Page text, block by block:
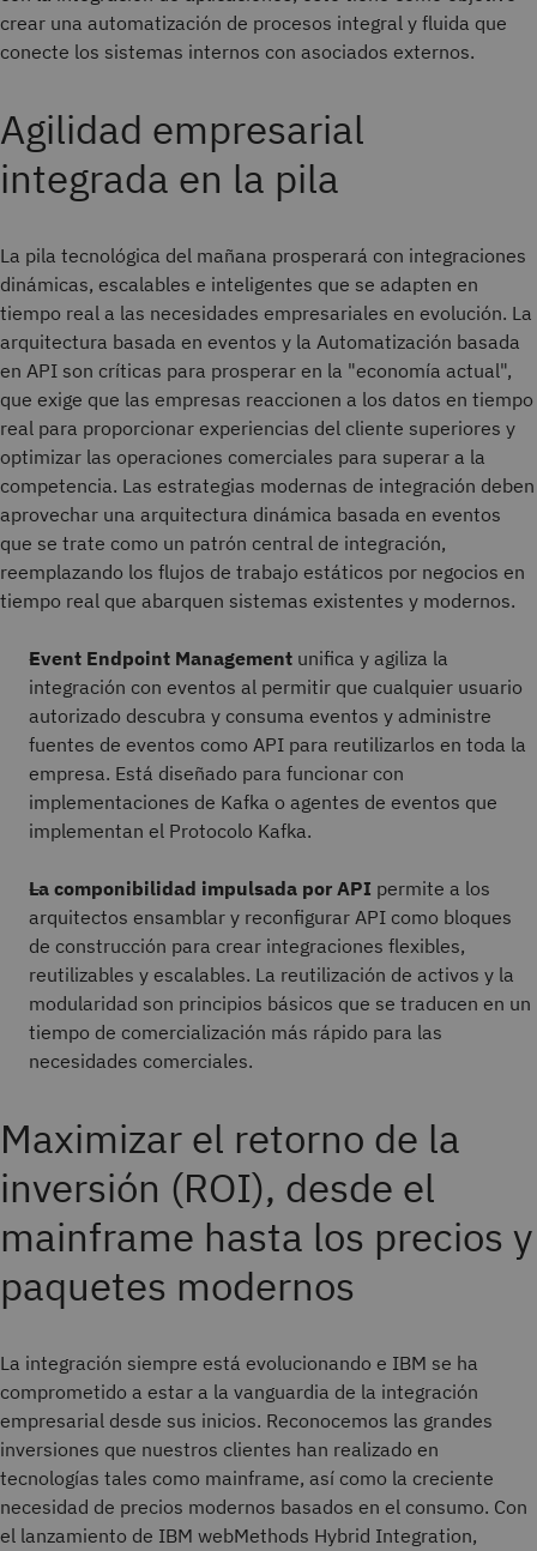
crear una automatización de procesos integral y fluida que
conecte los sistemas internos con asociados externos.
Agilidad empresarial
integrada en la pila
La pila tecnológica del mañana prosperará con integraciones
dinámicas, escalables e inteligentes que se adapten en
tiempo real a las necesidades empresariales en evolución. La
arquitectura basada en eventos y la Automatización basada
en API son críticas para prosperar en la "economía actual",
que exige que las empresas reaccionen a los datos en tiempo
real para proporcionar experiencias del cliente superiores y
optimizar las operaciones comerciales para superar a la
competencia. Las estrategias modernas de integración deben
aprovechar una arquitectura dinámica basada en eventos
que se trate como un patrón central de integración,
reemplazando los flujos de trabajo estáticos por negocios en
tiempo real que abarquen sistemas existentes y modernos.
Event Endpoint Management unifica y agiliza la
integración con eventos al permitir que cualquier usuario
autorizado descubra y consuma eventos y administre
fuentes de eventos como API para reutilizarlos en toda la
empresa. Está diseñado para funcionar con
implementaciones de Kafka o agentes de eventos que
implementan el Protocolo Kafka.
La componibilidad impulsada por API permite a los
arquitectos ensamblar y reconfigurar API como bloques
de construcción para crear integraciones flexibles,
reutilizables y escalables. La reutilización de activos y la
modularidad son principios básicos que se traducen en un
tiempo de comercialización más rápido para las
necesidades comerciales.
Maximizar el retorno de la
inversión (ROI), desde el
mainframe hasta los precios y
paquetes modernos
La integración siempre está evolucionando e IBM se ha
comprometido a estar a la vanguardia de la integración
empresarial desde sus inicios. Reconocemos las grandes
inversiones que nuestros clientes han realizado en
tecnologías tales como mainframe, así como la creciente
necesidad de precios modernos basados en el consumo. Con
el lanzamiento de IBM webMethods Hybrid Integration,